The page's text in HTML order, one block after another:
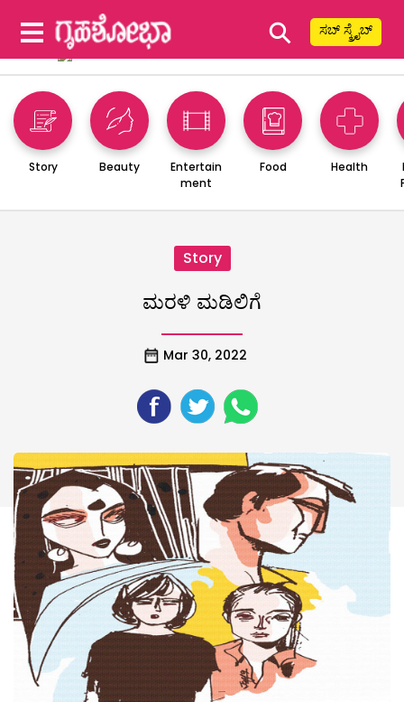
⚲ ಸಬ್ ಸ್ಕ್ರೈಬ್
Story Beauty
Entertain
ment
Food Health
Story
ಮರಳಿ ಮಡಿಲಿಗೆ
Mar 30, 2022